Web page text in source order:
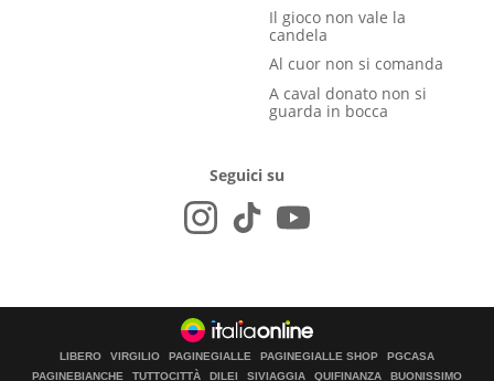
Il gioco non vale la
candela
Al cuor non si comanda
A caval donato non si
guarda in bocca
Seguici su
LIBERO VIRGILIO PAGINEGIALLE PAGINEGIALLE SHOP
PGCASA
PAGINEBIANCHE
TUTTOCITTÀ DILEI SIVIAGGIA QUIFINANZA BUONISSIMO